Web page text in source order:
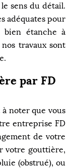
sens du détail.
adéquates pour
bien étanche à
nos travaux sont
par FD
à noter que vous
entreprise FD
de votre
votre gouttière,
(obstrué), ou